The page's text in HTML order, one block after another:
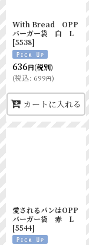
With Bread OPP
バーガー袋 白 L
[5538]
636円(税別)
(税込: 699円)
カートに入れる
愛されるパンはOPP
バーガー袋 赤 L
[5544]